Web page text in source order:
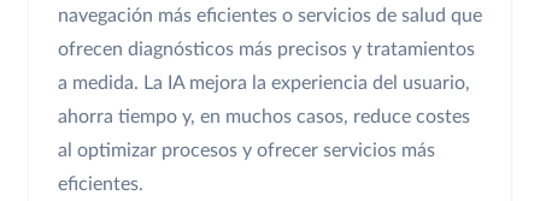
navegación más eficientes o servicios de salud que
ofrecen diagnósticos más precisos y tratamientos
a medida. La IA mejora la experiencia del usuario,
ahorra tiempo y, en muchos casos, reduce costes
al optimizar procesos y ofrecer servicios más
eficientes.